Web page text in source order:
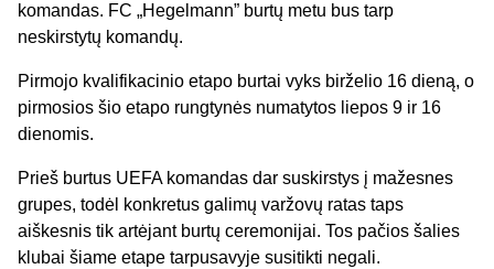
komandas. FC „Hegelmann” burtų metu bus tarp
neskirstytų komandų.
Pirmojo kvalifikacinio etapo burtai vyks birželio 16 dieną, o
pirmosios šio etapo rungtynės numatytos liepos 9 ir 16
dienomis.
Prieš burtus UEFA komandas dar suskirstys į mažesnes
grupes, todėl konkretus galimų varžovų ratas taps
aiškesnis tik artėjant burtų ceremonijai. Tos pačios šalies
klubai šiame etape tarpusavyje susitikti negali.